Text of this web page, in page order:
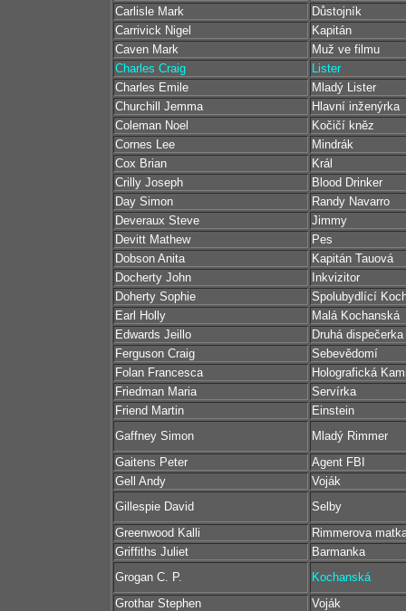
Carlisle Mark
Důstojník
Carrivick Nigel
Kapitán
Caven Mark
Muž ve filmu
Charles Craig
Lister
Charles Emile
Mladý Lister
Churchill Jemma
Hlavní inženýrka
Coleman Noel
Kočičí kněz
Cornes Lee
Mindrák
Cox Brian
Král
Crilly Joseph
Blood Drinker
Day Simon
Randy Navarro
Deveraux Steve
Jimmy
Devitt Mathew
Pes
Dobson Anita
Kapitán Tauová
Docherty John
Inkvizitor
Doherty Sophie
Spolubydlící
Earl Holly
Malá Kochanská
Edwards Jeillo
Druhá dispečerka
Ferguson Craig
Sebevědomí
Folan Francesca
Holografická
Friedman Maria
Servírka
Friend Martin
Einstein
Gaffney Simon
Mladý Rimmer
Gaitens Peter
Agent FBI
Gell Andy
Voják
Gillespie David
Selby
Greenwood Kalli
Rimmerova
Griffiths Juliet
Barmanka
Grogan C. P.
Kochanská
Grothar Stephen
Voják